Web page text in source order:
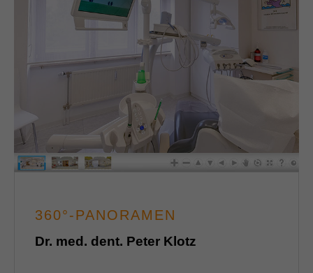
360°-PANORAMEN
Dr. med. dent. Peter Klotz